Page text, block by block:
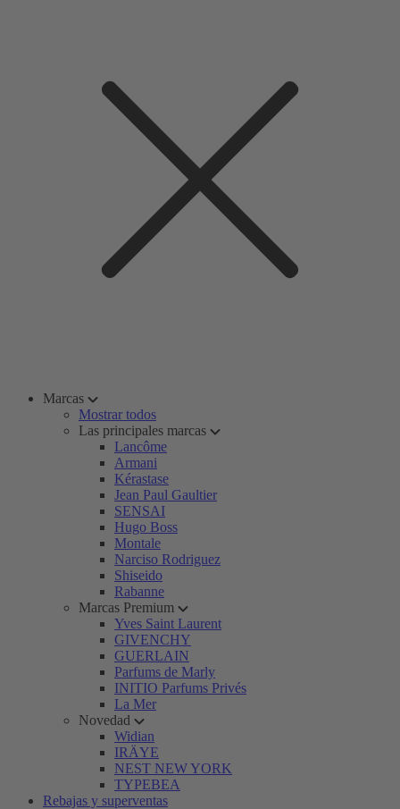
Marcas
Mostrar todos
Las principales marcas
Lancôme
Armani
Kérastase
Jean Paul Gaultier
SENSAI
Hugo Boss
Montale
Narciso Rodriguez
Shiseido
Rabanne
Marcas Premium
Yves Saint Laurent
GIVENCHY
GUERLAIN
Parfums de Marly
INITIO Parfums Privés
La Mer
Novedad
Widian
IRÄYE
NEST NEW YORK
TYPEBEA
Rebajas y superventas